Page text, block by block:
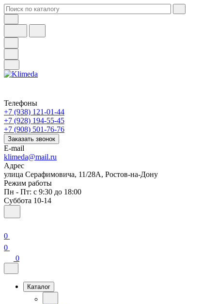
Телефоны
+7 (938) 121-01-44
+7 (928) 194-55-45
+7 (908) 501-76-76
Заказать звонок
E-mail
klimeda@mail.ru
Адрес
улица Серафимовича, 11/28А, Ростов-на-Дону
Режим работы
Пн - Пт: с 9:30 до 18:00
Суббота 10-14
0
0
0
Каталог